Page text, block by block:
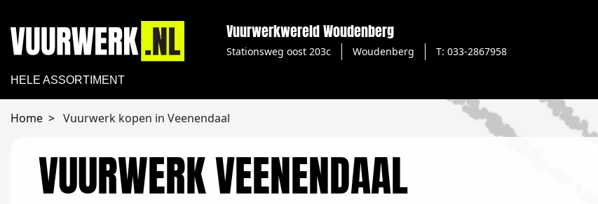
Vuurwerkwereld Woudenberg
Stationsweg oost 203c Woudenberg T: 033-2867958
HELE ASSORTIMENT
Home Vuurwerk kopen in Veenendaal
VUURWERK VEENENDAAL